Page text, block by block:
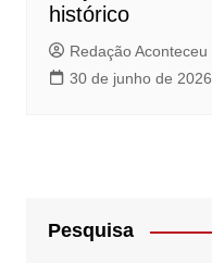
histórico
Redação Aconteceu
30 de junho de 2026
Pesquisa